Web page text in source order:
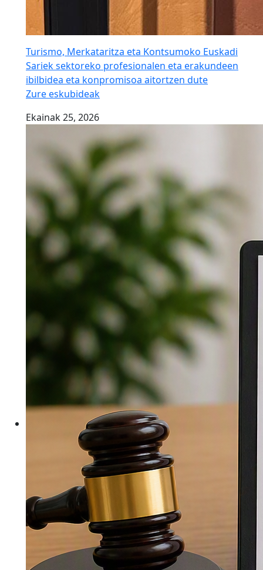
Turismo, Merkataritza eta Kontsumoko Euskadi
Sariek sektoreko profesionalen eta erakundeen
ibilbidea eta konpromisoa aitortzen dute
Zure eskubideak
Ekainak 25, 2026